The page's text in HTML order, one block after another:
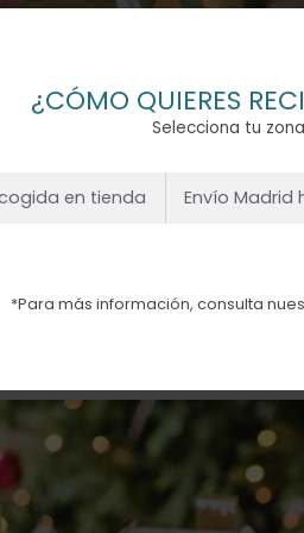
¿CÓMO QUIERES
Selecciona tu
en tienda Envío Madrid
*Para más información, consulta